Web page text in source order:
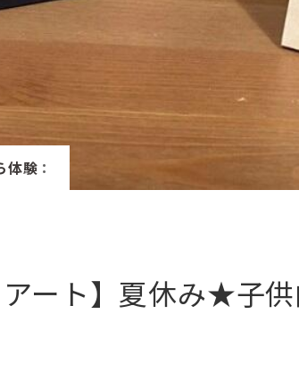
体験 ：
アート】夏休み★子